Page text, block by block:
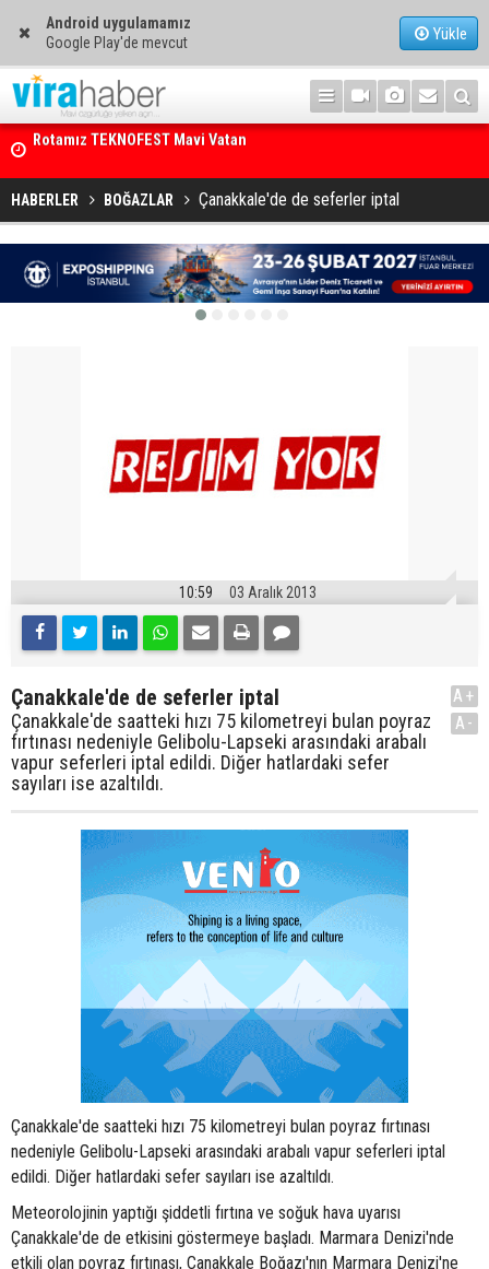
Android uygulamamız
Google Play'de mevcut
Yükle
Net Kârını Yüzde 38 Artışla 46.5 Milyon Dolar’a Yükseltti
HABERLER BOĞAZLAR Çanakkale'de de seferler iptal
10:59 03 Aralık 2013
Çanakkale'de de seferler iptal
Çanakkale'de saatteki hızı 75 kilometreyi bulan poyraz
fırtınası nedeniyle Gelibolu-Lapseki arasındaki arabalı
vapur seferleri iptal edildi. Diğer hatlardaki sefer
sayıları ise azaltıldı.
A+
A-
Çanakkale'de saatteki hızı 75 kilometreyi bulan poyraz fırtınası
nedeniyle Gelibolu-Lapseki arasındaki arabalı vapur seferleri iptal
edildi. Diğer hatlardaki sefer sayıları ise azaltıldı.
Meteorolojinin yaptığı şiddetli fırtına ve soğuk hava uyarısı
Çanakkale'de de etkisini göstermeye başladı. Marmara Denizi'nde
etkili olan poyraz fırtınası, Çanakkale Boğazı'nın Marmara Denizi'ne